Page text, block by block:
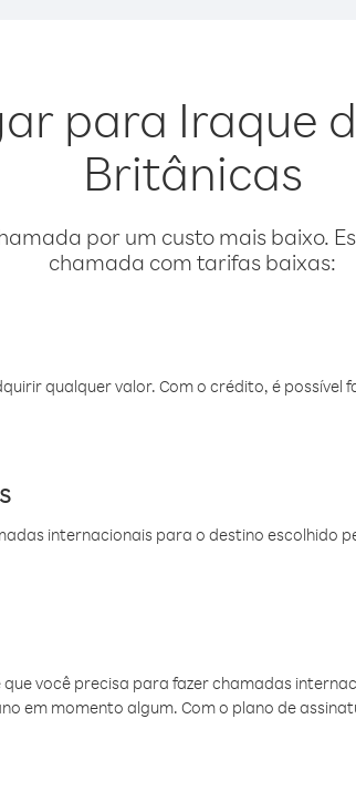
para Iraque
Britânicas
por um custo mais baixo.
chamada com tarifas baixas:
qualquer valor. Com o crédito, é possível
internacionais para o destino escolhido
você precisa para fazer chamadas
em momento algum. Com o plano de